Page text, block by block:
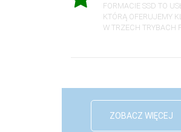
FORMACIE SSD TO
KTÓRĄ OFERUJEMY
W TRZECH TRYBACH
ZOBACZ WIĘCEJ